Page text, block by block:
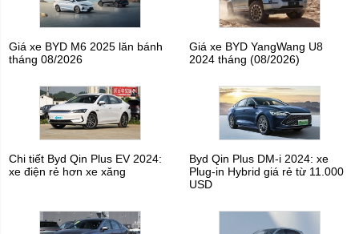
Giá xe BYD M6 2025 lăn bánh
tháng 08/2026
Giá xe BYD YangWang U8
2024 tháng (08/2026)
Chi tiết Byd Qin Plus EV 2024:
xe điện rẻ hơn xe xăng
Byd Qin Plus DM-i 2024: xe
Plug-in Hybrid giá rẻ từ 11.000
USD